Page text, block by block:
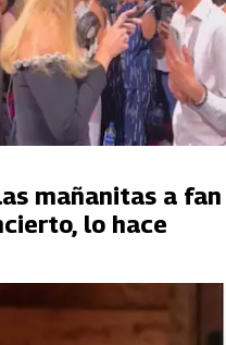
mañanitas a fan
lo hace